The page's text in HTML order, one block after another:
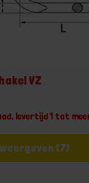
VZ
levertijd 1 tot
Varianten weergeven (7)